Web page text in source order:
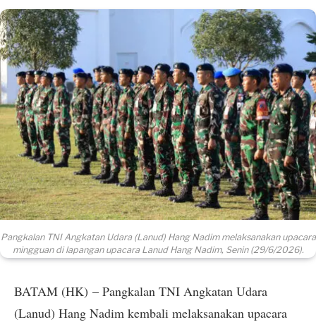
Pangkalan TNI Angkatan Udara (Lanud) Hang Nadim melaksanakan upacara
mingguan di lapangan upacara Lanud Hang Nadim, Senin (29/6/2026).
BATAM (HK) – Pangkalan TNI Angkatan Udara
(Lanud) Hang Nadim kembali melaksanakan upacara